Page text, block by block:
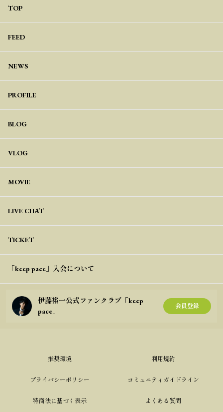
TOP
FEED
NEWS
PROFILE
BLOG
VLOG
MOVIE
LIVE CHAT
TICKET
「keep pace」入会について
伊藤裕一公式ファンクラブ「keep
pace」
会員登録
推奨環境 利用規約
プライバシーポリシー コミュニティガイドライン
特商法に基づく表示 よくある質問